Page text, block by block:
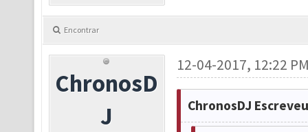
Encontrar
ChronosD
J
12-04-2017, 12:22
ChronosDJ